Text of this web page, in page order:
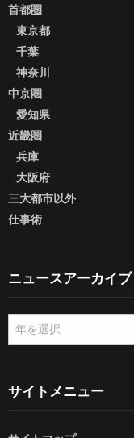
首都圏
東京都
千葉
神奈川
中京圏
愛知県
近畿圏
兵庫
大阪府
三大都市以外
仕事術
ニュースアーカイブ
ア
サイトメニュー